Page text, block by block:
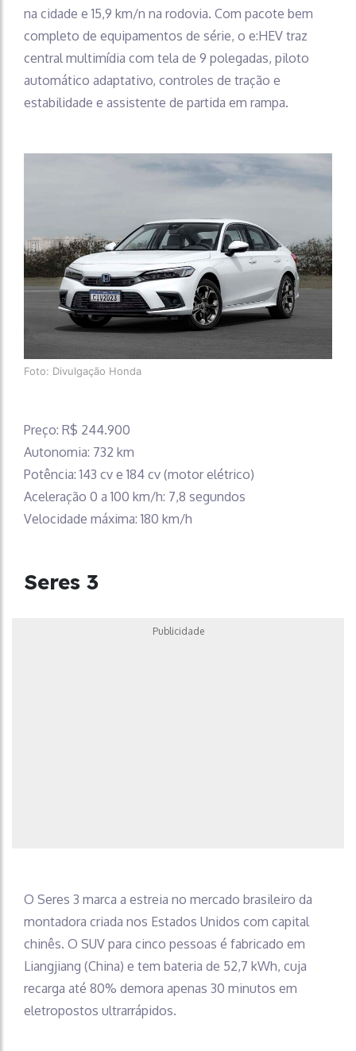
na cidade e 15,9 km/n na rodovia. Com pacote bem
completo de equipamentos de série, o e:HEV traz
central multimídia com tela de 9 polegadas, piloto
automático adaptativo, controles de tração e
estabilidade e assistente de partida em rampa.
Foto: Divulgação Honda
Preço: R$ 244.900
Autonomia: 732 km
Potência: 143 cv e 184 cv (motor elétrico)
Aceleração 0 a 100 km/h: 7,8 segundos
Velocidade máxima: 180 km/h
Seres 3
Publicidade
O Seres 3 marca a estreia no mercado brasileiro da
montadora criada nos Estados Unidos com capital
chinês. O SUV para cinco pessoas é fabricado em
Liangjiang (China) e tem bateria de 52,7 kWh, cuja
recarga até 80% demora apenas 30 minutos em
eletropostos ultrarrápidos.